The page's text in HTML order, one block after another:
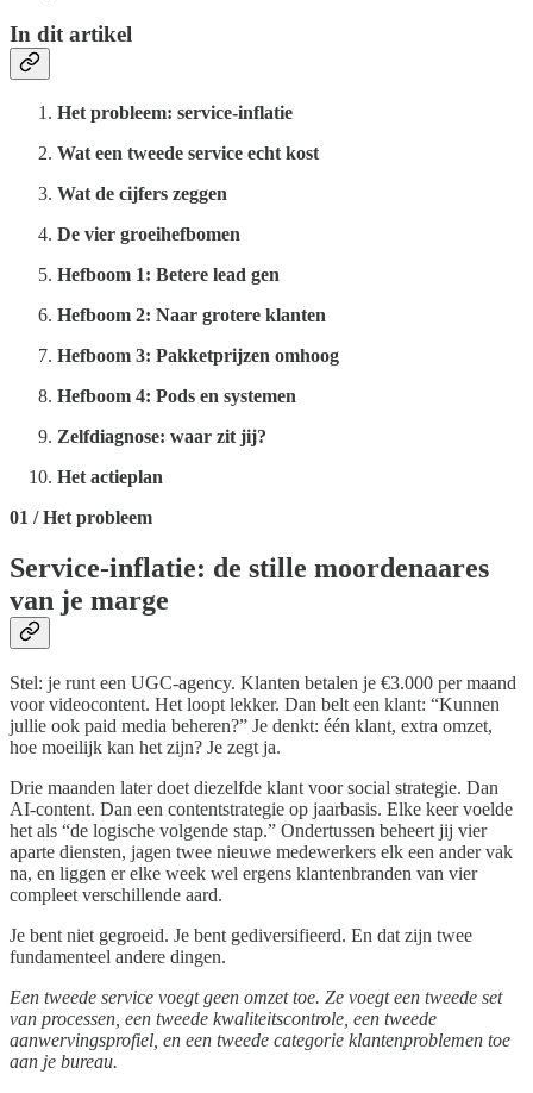
In dit artikel
Het probleem: service-inflatie
Wat een tweede service echt kost
Wat de cijfers zeggen
De vier groeihefbomen
Hefboom 1: Betere lead gen
Hefboom 2: Naar grotere klanten
Hefboom 3: Pakketprijzen omhoog
Hefboom 4: Pods en systemen
Zelfdiagnose: waar zit jij?
Het actieplan
01 / Het probleem
Service-inflatie: de stille moordenaares
van je marge
Stel: je runt een UGC-agency. Klanten betalen je €3.000 per maand
voor videocontent. Het loopt lekker. Dan belt een klant: “Kunnen
jullie ook paid media beheren?” Je denkt: één klant, extra omzet,
hoe moeilijk kan het zijn? Je zegt ja.
Drie maanden later doet diezelfde klant voor social strategie. Dan
AI-content. Dan een contentstrategie op jaarbasis. Elke keer voelde
het als “de logische volgende stap.” Ondertussen beheert jij vier
aparte diensten, jagen twee nieuwe medewerkers elk een ander vak
na, en liggen er elke week wel ergens klantenbranden van vier
compleet verschillende aard.
Je bent niet gegroeid. Je bent gediversifieerd. En dat zijn twee
fundamenteel andere dingen.
Een tweede service voegt geen omzet toe. Ze voegt een tweede set
van processen, een tweede kwaliteitscontrole, een tweede
aanwervingsprofiel, en een tweede categorie klantenproblemen toe
aan je bureau.